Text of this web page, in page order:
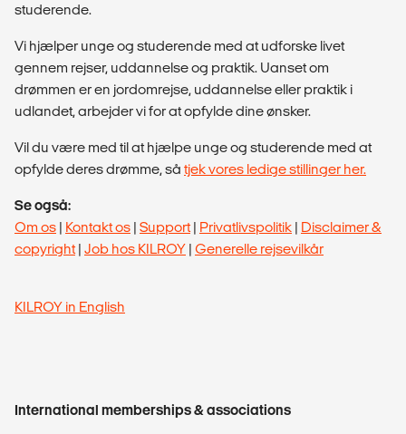
studerende.
Vi hjælper unge og studerende med at udforske livet
gennem rejser, uddannelse og praktik. Uanset om
drømmen er en jordomrejse, uddannelse eller praktik i
udlandet, arbejder vi for at opfylde dine ønsker.
Vil du være med til at hjælpe unge og studerende med at
opfylde deres drømme, så tjek vores ledige stillinger her.
Se også:
Om os | Kontakt os | Support| Privatlivspolitik | Disclaimer &
copyright| Job hos KILROY | Generelle rejsevilkår
KILROY in English
International memberships & associations